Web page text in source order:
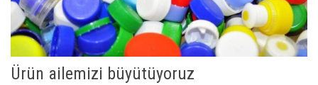
Ürün ailemizi büyütüyoruz